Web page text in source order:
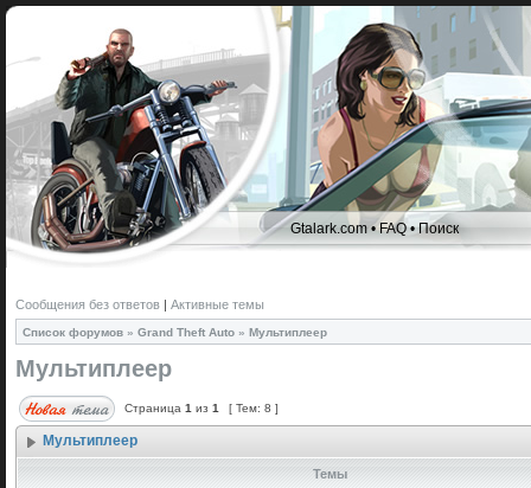
Gtalark.com •FAQ•Поиск
Сообщения без ответов | Активные темы
Список форумов » Grand Theft Auto » Мультиплеер
Мультиплеер
Страница 1 из 1 [ Тем: 8 ]
Мультиплеер
Темы